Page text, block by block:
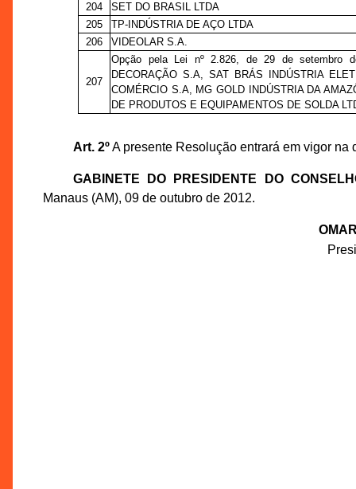
204
SET DO BRASIL LTDA
205
TP-INDÚSTRIA DE AÇO LTDA
206
VIDEOLAR S.A.
207
Opção pela Lei nº 2.826, de 29 de setembro
DECORAÇÃO S.A, SAT BRÁS INDÚSTRIA
COMÉRCIO S.A, MG GOLD INDÚSTRIA DA
DE PRODUTOS E EQUIPAMENTOS DE SOLDA
Art. 2ºA presente Resolução entrará em vigor na
GABINETE DO PRESIDENTE DO
Manaus (AM), 09 de outubro de 2012.